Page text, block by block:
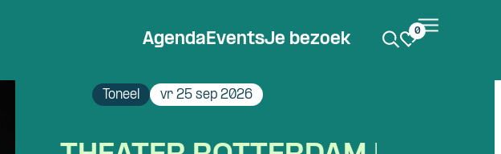
AgendaEventsJe bezoek 0
Toneel vr 25 sep 2026